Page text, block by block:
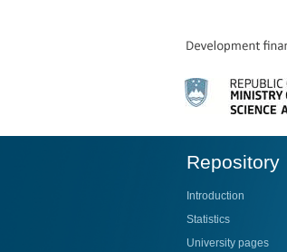
Repository
Introduction
Statistics
University pages